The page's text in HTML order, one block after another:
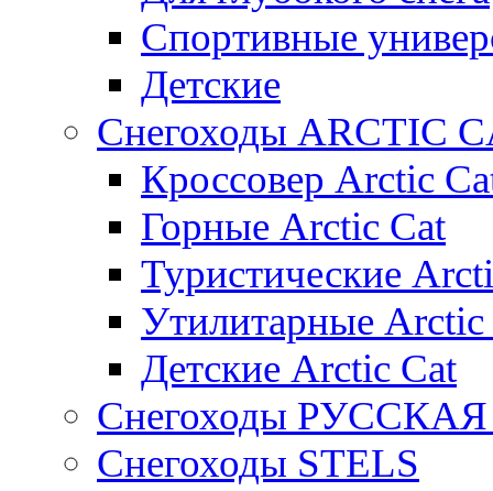
Спортивные
Детские
Снегоходы ARCTIC
Кроссовер Arctic
Горные Arctic Cat
Туристические
Утилитарные
Детские Arctic Cat
Снегоходы
Снегоходы STELS